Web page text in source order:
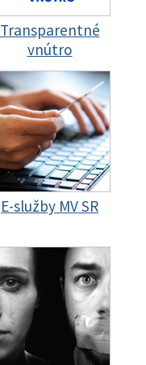
Transparentné
vnútro
E-služby MV SR